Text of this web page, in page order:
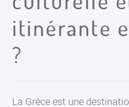
itinérante
?
La Grèce est une